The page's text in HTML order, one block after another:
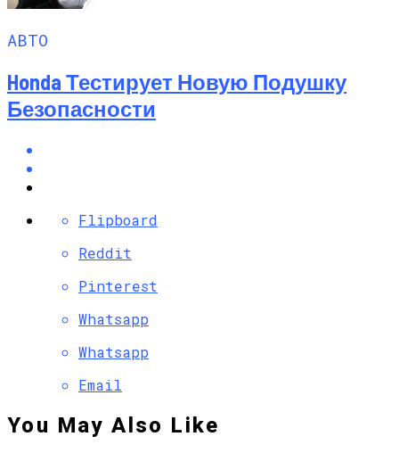
АВТО
Honda Тестирует Новую Подушку
Безопасности
Flipboard
Reddit
Pinterest
Whatsapp
Whatsapp
Email
You May Also Like